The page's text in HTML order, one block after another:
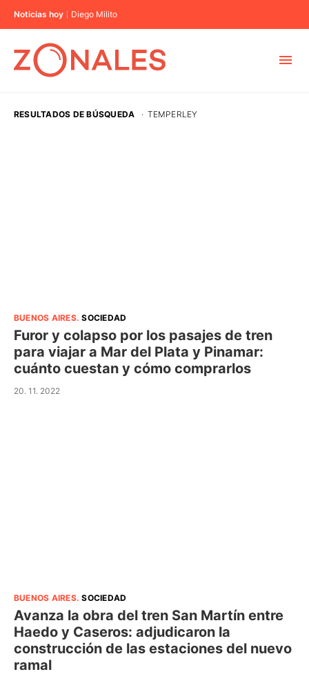
Noticias hoy Diego Milito
RESULTADOS DE BÚSQUEDA · TEMPERLEY
BUENOS AIRES.SOCIEDAD
Furor y colapso por los pasajes de tren
para viajar a Mar del Plata y Pinamar:
cuánto cuestan y cómo comprarlos
20. 11. 2022
BUENOS AIRES.SOCIEDAD
Avanza la obra del tren San Martín entre
Haedo y Caseros: adjudicaron la
construcción de las estaciones del nuevo
ramal